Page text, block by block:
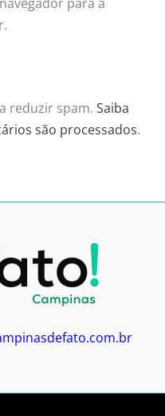
reduzir spam. Saiba
são processados.